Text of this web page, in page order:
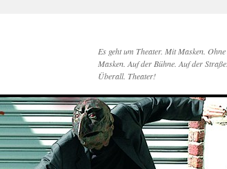
Es geht um Theater. Mit Masken. Ohne
Masken. Auf der Bühne. Auf der Straße.
Überall. Theater!